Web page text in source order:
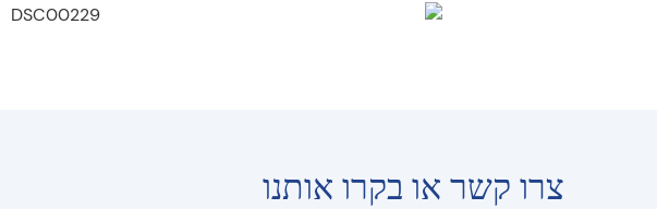
צרו קשר או בקרו אותנו